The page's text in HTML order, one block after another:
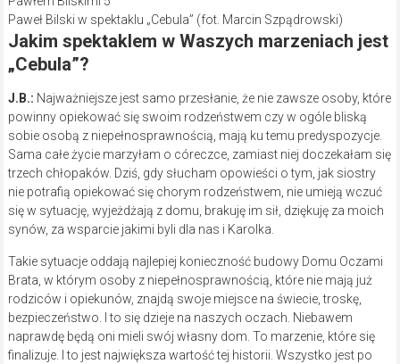
Paweł Bilski w spektaklu „Cebula” (fot. Marcin Szpądrowski)
Jakim spektaklem w Waszych marzeniach jest
„Cebula”?
J.B.: Najważniejsze jest samo przesłanie, że nie zawsze osoby, które
powinny opiekować się swoim rodzeństwem czy w ogóle bliską
sobie osobą z niepełnosprawnością, mają ku temu predyspozycje.
Sama całe życie marzyłam o córeczce, zamiast niej doczekałam się
trzech chłopaków. Dziś, gdy słucham opowieści o tym, jak siostry
nie potrafią opiekować się chorym rodzeństwem, nie umieją wczuć
się w sytuację, wyjeżdżają z domu, brakuję im sił, dziękuję za moich
synów, za wsparcie jakimi byli dla nas i Karolka.
Takie sytuacje oddają najlepiej konieczność budowy Domu Oczami
Brata, w którym osoby z niepełnosprawnością, które nie mają już
rodziców i opiekunów, znajdą swoje miejsce na świecie, troskę,
bezpieczeństwo. I to się dzieje na naszych oczach. Niebawem
naprawdę będą oni mieli swój własny dom. To marzenie, które się
finalizuje. I to jest największa wartość tej historii. Wszystko jest po